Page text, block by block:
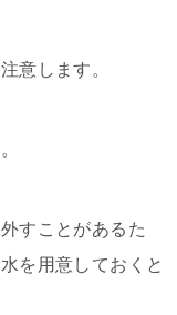
意します。
すことがあるた
を用意しておくと